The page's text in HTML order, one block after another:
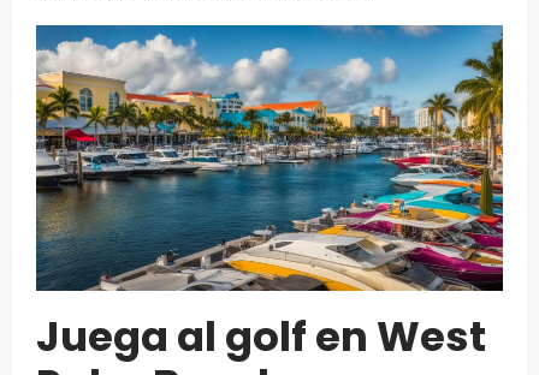
Juega al golf en West